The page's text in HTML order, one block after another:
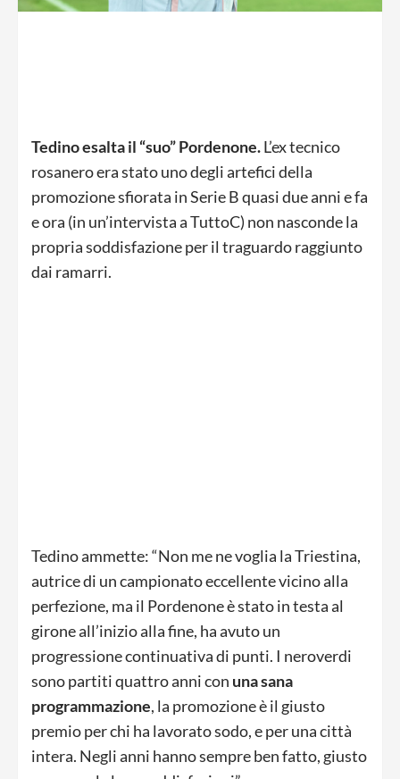
Tedino esalta il “suo” Pordenone.L’ex tecnico
rosanero era stato uno degli artefici della
promozione sfiorata in Serie B quasi due anni e fa
e ora (in un’intervista a TuttoC) non nasconde la
propria soddisfazione per il traguardo raggiunto
dai ramarri.
Tedino ammette: “Non me ne voglia la Triestina,
autrice di un campionato eccellente vicino alla
perfezione, ma il Pordenone è stato in testa al
girone all’inizio alla fine, ha avuto un
progressione continuativa di punti. I neroverdi
sono partiti quattro anni con una sana
programmazione, la promozione è il giusto
premio per chi ha lavorato sodo, e per una città
intera. Negli anni hanno sempre ben fatto, giusto